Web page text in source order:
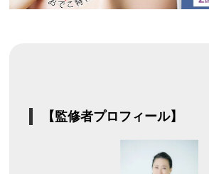
【監修者プロフィール】